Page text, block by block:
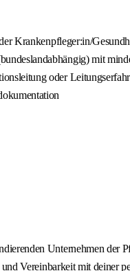
Krankenpfleger:in/
mit
oder
Unternehmen der
Vereinbarkeit mit deiner